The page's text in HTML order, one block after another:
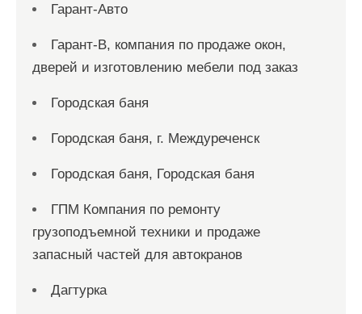
Гарант-Авто
Гарант-В, компания по продаже окон,
дверей и изготовлению мебели под заказ
Городская баня
Городская баня, г. Междуреченск
Городская баня, Городская баня
ГПМ Компания по ремонту
грузоподъемной техники и продаже
запасный частей для автокранов
Дагтурка